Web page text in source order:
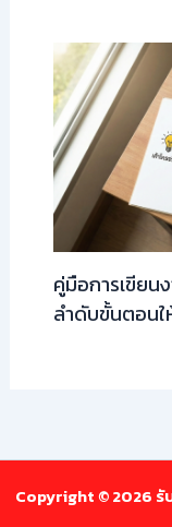
คู่มือการเขียน
ลำดับขั้นตอนใ
Copyright © 2026 รั